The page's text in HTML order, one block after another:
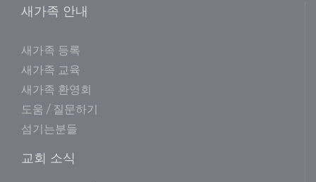
새가족 안내
새가족 등록
새가족 교육
새가족 환영회
도움 / 질문하기
섬기는분들
교회 소식